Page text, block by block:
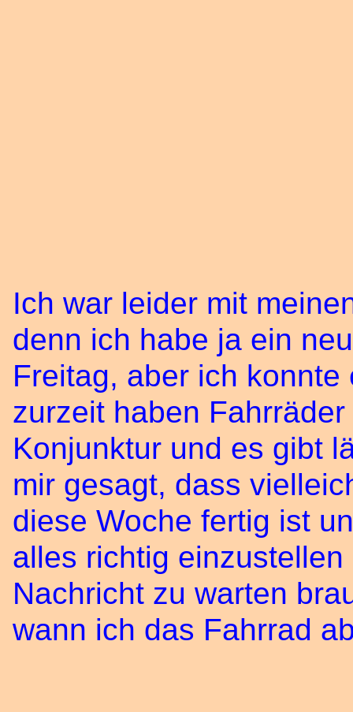
Ich war leider mit
denn ich habe ja ein
Freitag, aber ich
zurzeit haben
Konjunktur und es gibt
mir gesagt, dass
diese Woche fertig ist
alles richtig
Nachricht zu warten
wann ich das Fahrrad